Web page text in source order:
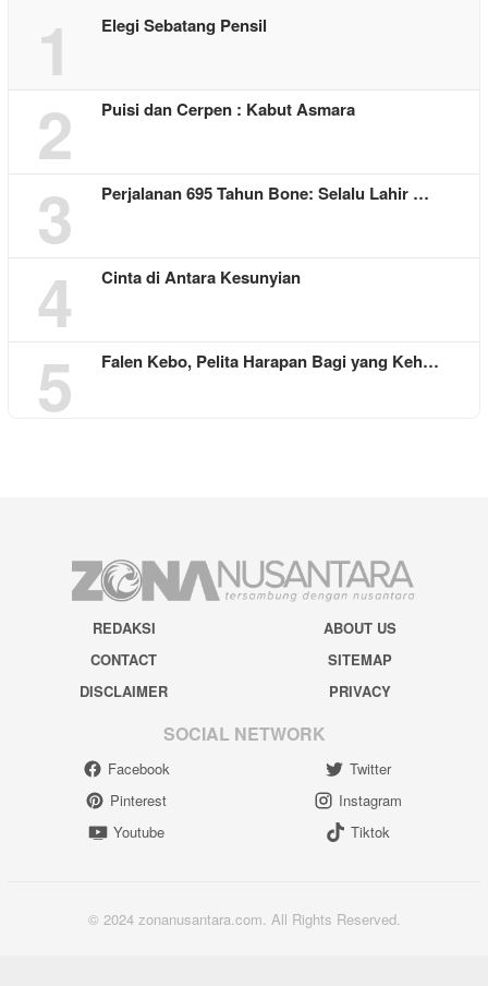
1 Elegi Sebatang Pensil
2 Puisi dan Cerpen : Kabut Asmara
3 Perjalanan 695 Tahun Bone: Selalu Lahir …
4 Cinta di Antara Kesunyian
5 Falen Kebo, Pelita Harapan Bagi yang Keh…
REDAKSI
ABOUT US
CONTACT
SITEMAP
DISCLAIMER
PRIVACY
SOCIAL NETWORK
Facebook
Twitter
Pinterest
Instagram
Youtube
Tiktok
© 2024 zonanusantara.com. All Rights Reserved.